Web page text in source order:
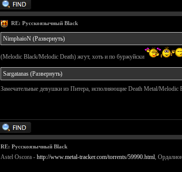
RE: Русскоязычный Black
NimphaioN (Развернуть)
(Melodic Black/Melodic Death) жгут, хоть и по буржуйски
Sargatanas (Развернуть)
Замечательные девушки из Питера, исполняющие Death Metal/Melodic
RE: Русскоязычный Black
Astel Oscora - http://www.metal-tracker.com/torrents/59990.html,